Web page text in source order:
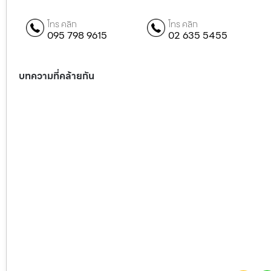
โทร คลิก
095 798 9615
โทร คลิก
02 635 5455
บทความที่คล้ายกัน